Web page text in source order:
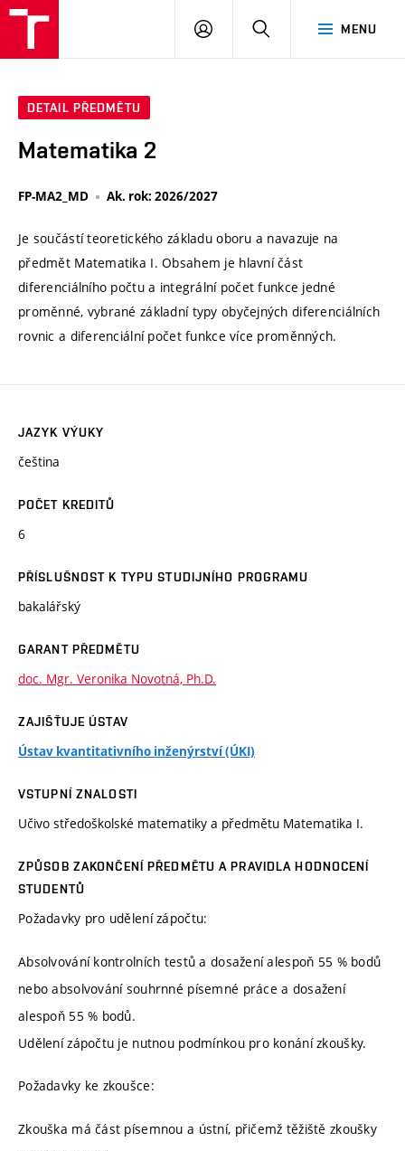
MENU
PŘIHLÁSIT
DETAIL PŘEDMĚTU
Matematika 2
FP-MA2_MD Ak. rok: 2026/2027
Je součástí teoretického základu oboru a navazuje na
předmět Matematika I. Obsahem je hlavní část
diferenciálního počtu a integrální počet funkce jedné
proměnné, vybrané základní typy obyčejných diferenciálních
rovnic a diferenciální počet funkce více proměnných.
JAZYK VÝUKY
čeština
POČET KREDITŮ
6
PŘÍSLUŠNOST K TYPU STUDIJNÍHO PROGRAMU
bakalářský
GARANT PŘEDMĚTU
doc. Mgr. Veronika Novotná, Ph.D.
ZAJIŠŤUJE ÚSTAV
Ústav kvantitativního inženýrství (ÚKI)
VSTUPNÍ ZNALOSTI
Učivo středoškolské matematiky a předmětu Matematika I.
ZPŮSOB ZAKONČENÍ PŘEDMĚTU A PRAVIDLA HODNOCENÍ
STUDENTŮ
Požadavky pro udělení zápočtu:
Absolvování kontrolních testů a dosažení alespoň 55 % bodů
nebo absolvování souhrnné písemné práce a dosažení
alespoň 55 % bodů.
Udělení zápočtu je nutnou podmínkou pro konání zkoušky.
Požadavky ke zkoušce:
Zkouška má část písemnou a ústní, přičemž těžiště zkoušky